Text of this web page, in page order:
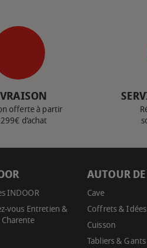
offerte à partir
d’achat
INDOOR
vous Entretien &
AUTOUR
Cave
Coffrets &
Cuisson
Tabliers & Gants